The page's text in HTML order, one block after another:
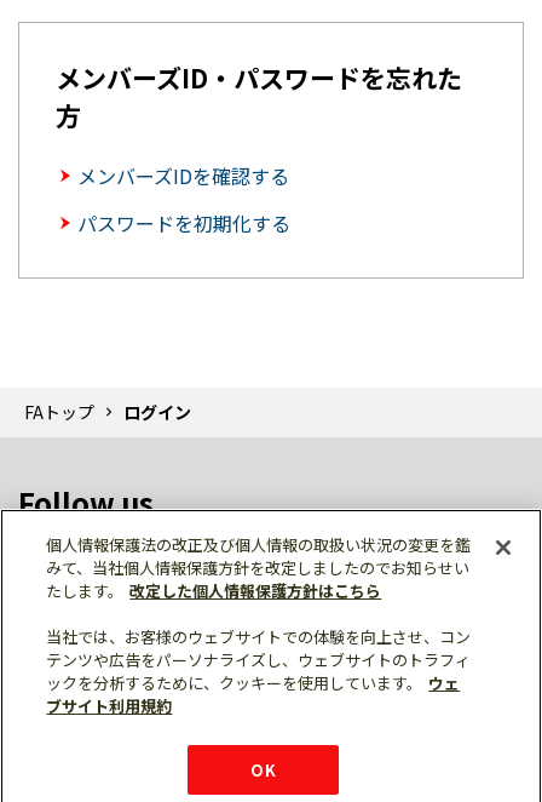
メンバーズID・パスワードを忘れた
方
メンバーズIDを確認する
パスワードを初期化する
FAトップ ログイン
Follow us
個人情報保護 利用規約
ご利用にあたって
サイトマップ
三菱電機トップ
個人情報保護法の改正及び個人情報の取扱い状況の変更を鑑
みて、当社個人情報保護方針を改定しましたのでお知らせい
たします。
改定した個人情報保護方針はこちら
当社では、お客様のウェブサイトでの体験を向上させ、コン
テンツや広告をパーソナライズし、ウェブサイトのトラフィ
ックを分析するために、クッキーを使用しています。
ウェ
ブサイト利用規約
OK
チャットサービス